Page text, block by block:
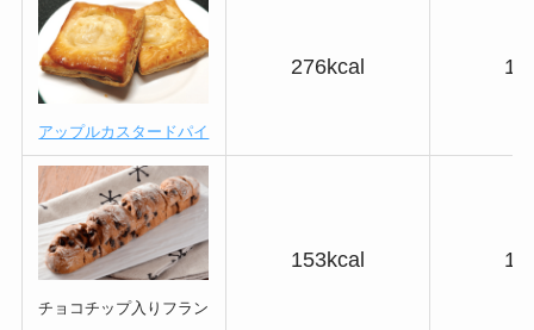
アップルカスタードパイ
276kcal
チョコチップ入りフラン
153kcal